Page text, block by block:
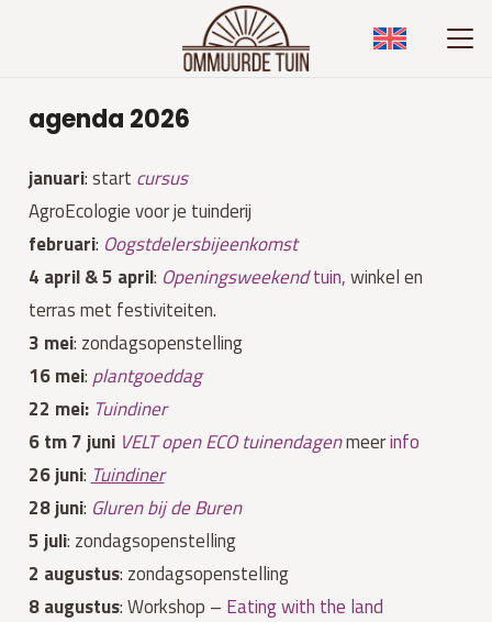
agenda 2026
januari: start cursus
AgroEcologie voor je tuinderij
februari: Oogstdelersbijeenkomst
4 april & 5 april: Openingsweekend tuin,winkel en
terras met festiviteiten.
3 mei: zondagsopenstelling
16 mei: plantgoeddag
22 mei: Tuindiner
6 tm 7 juni VELT open ECO tuinendagenmeerinfo
26 juni: Tuindiner
28 juni: Gluren bij de Buren
5 juli: zondagsopenstelling
2 augustus: zondagsopenstelling
8 augustus: Workshop – Eating with the land